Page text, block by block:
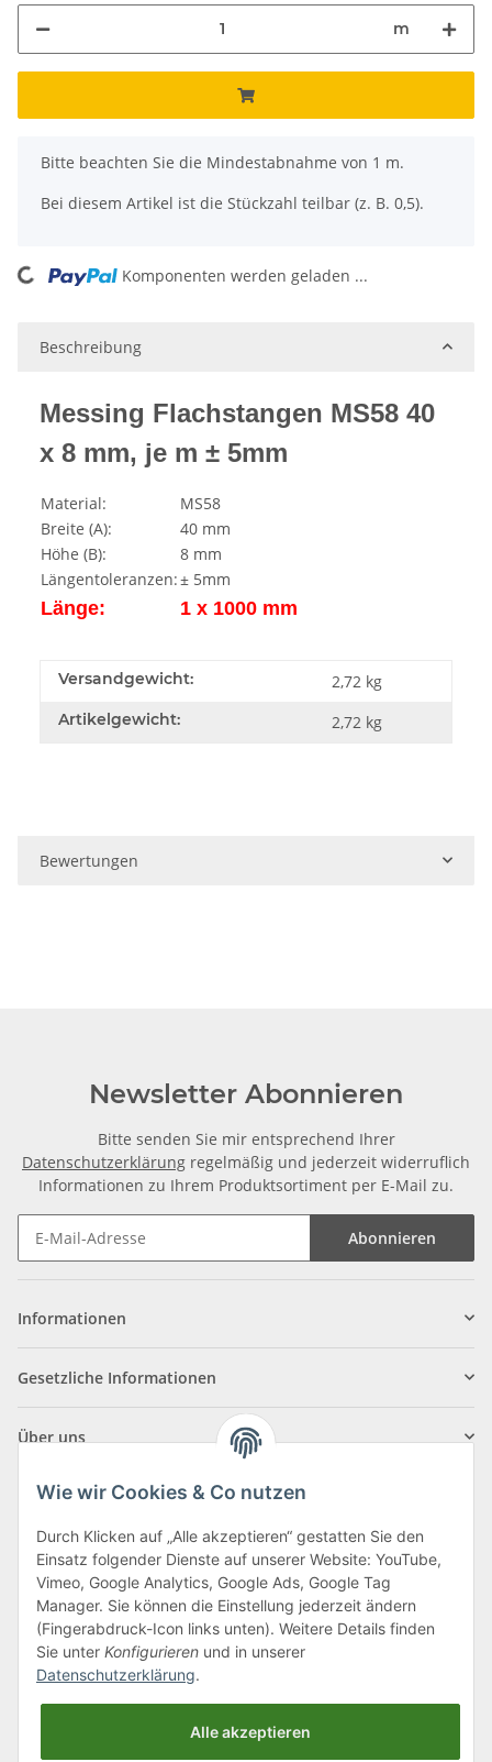
m
x
Bitte beachten Sie die Mindestabnahme von 1 m.
Bei diesem Artikel ist die Stückzahl teilbar (z. B. 0,5).
Loading... Komponenten werden geladen ...
Beschreibung
Messing Flachstangen MS58 40
x 8 mm, je m ± 5mm
Material:
MS58
Breite (A):
40 mm
Höhe (B):
8 mm
Längentoleranzen:± 5mm
Länge: 1 x 1000 mm
Versandgewicht: 2,72 kg
Artikelgewicht: 2,72 kg
Bewertungen
Newsletter Abonnieren
Bitte senden Sie mir entsprechend Ihrer
Datenschutzerklärung regelmäßig und jederzeit widerruflich
Informationen zu Ihrem Produktsortiment per E-Mail zu.
Abonnieren
Informationen
Gesetzliche Informationen
Über uns
Klagenfurter Straße 29
9556 Liebenfels
Montag bis Donnerstag: 8:00 bis 16:30 Uhr
Freitag: 8:00 bis 12:00 Uhr
Tel.:0043 (0) 4262 50900
office@cncshop.at
Wie wir Cookies & Co nutzen
Durch Klicken auf „Alle akzeptieren“ gestatten Sie den
Einsatz folgender Dienste auf unserer Website: YouTube,
Vimeo, Google Analytics, Google Ads, Google Tag
Manager. Sie können die Einstellung jederzeit ändern
(Fingerabdruck-Icon links unten). Weitere Details finden
Sie unter Konfigurieren und in unserer
Datenschutzerklärung.
Alle akzeptieren